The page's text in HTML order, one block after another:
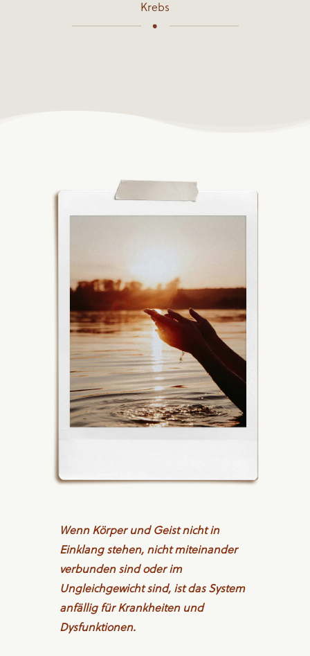
Krebs
•
Wenn Körper und Geist nicht in
Einklang stehen, nicht miteinander
verbunden sind oder im
Ungleichgewicht sind, ist das System
anfällig für Krankheiten und
Dysfunktionen.